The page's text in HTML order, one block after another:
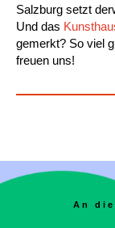
Salzburg setzt
Und das
gemerkt? So viel
freuen uns!
An